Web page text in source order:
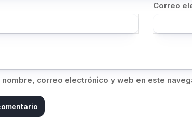
Correo
nombre, correo electrónico y web en este